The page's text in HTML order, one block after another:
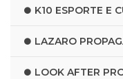
K10 ESPORTE E
LAZARO
LOOK AFTER